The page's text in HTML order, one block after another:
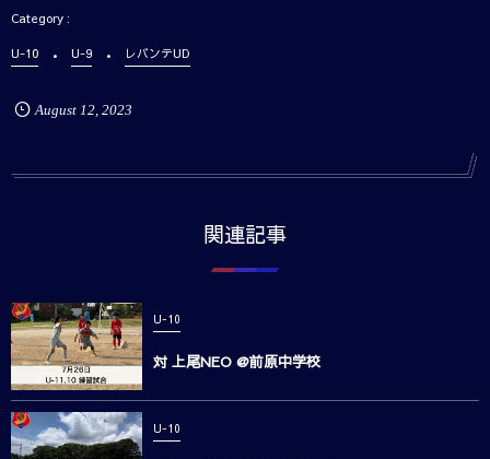
U-10 U-9 レバンテUD
August 12, 2023
関連記事
U-10
対 上尾NEO @前原中学校
U-10